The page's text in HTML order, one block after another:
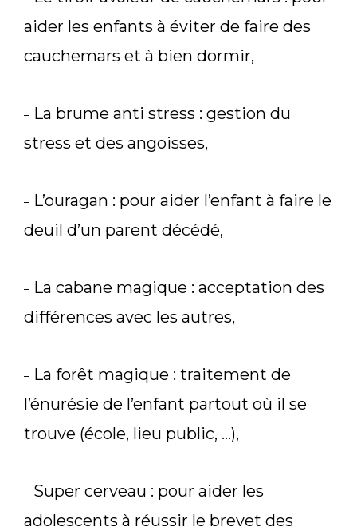
aider les enfants à éviter de faire des
cauchemars et à bien dormir,
– La brume anti stress : gestion du
stress et des angoisses,
– L’ouragan : pour aider l’enfant à faire le
deuil d’un parent décédé,
– La cabane magique : acceptation des
différences avec les autres,
– La forêt magique : traitement de
l’énurésie de l’enfant partout où il se
trouve (école, lieu public, …),
– Super cerveau : pour aider les
adolescents à réussir le brevet des